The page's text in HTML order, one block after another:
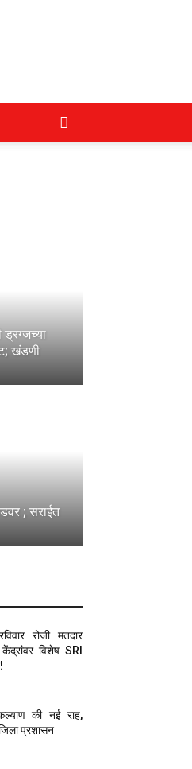
ड्रग्जच्या
खंडणी
; सराईत
रोजी मतदार
विशेष SRI
की नई राह,
प्रशासन